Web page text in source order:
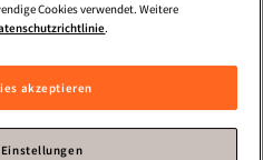
Spitze
Leggins Mit Spitze
Ekru Sportleggings
Trendyol Curve Schwarz Übergröße Sportleggings
Lila Damen Sportleggings
Cookies verwendet. Weitere
.
akzeptieren